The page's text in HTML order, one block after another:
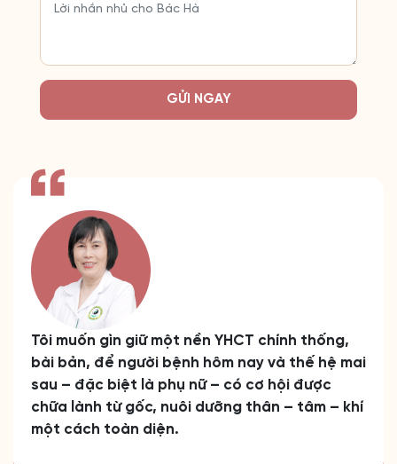
GỬI NGAY
Tôi muốn gìn giữ một nền YHCT chính thống,
bài bản, để người bệnh hôm nay và thế hệ mai
sau – đặc biệt là phụ nữ – có cơ hội được
chữa lành từ gốc, nuôi dưỡng thân – tâm – khí
một cách toàn diện.